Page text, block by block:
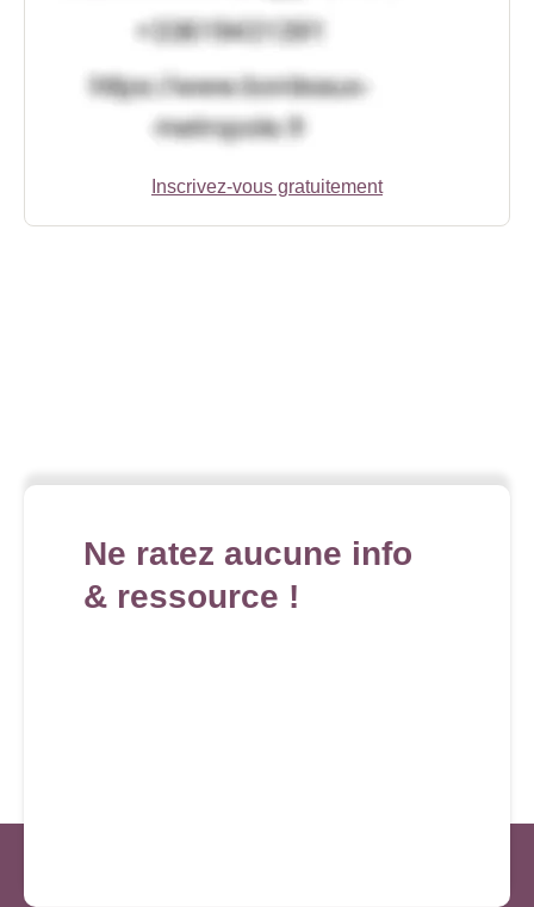
Inscrivez-vous gratuitement
Ne ratez aucune info
& ressource !